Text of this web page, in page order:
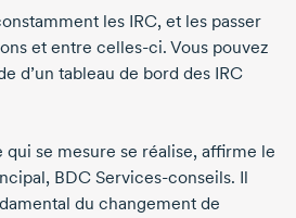
les IRC, et les passer
et entre celles-ci. Vous pouvez
d’un tableau de bord des IRC
qui se mesure se réalise, affirme le
BDC Services-conseils. Il
du changement de